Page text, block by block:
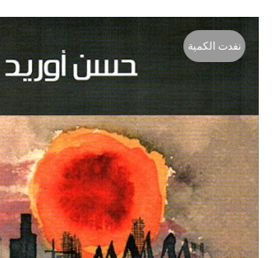
نفدت الكمية